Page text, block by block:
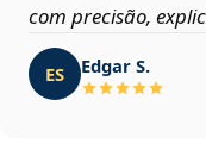
com precisão,
ES Edgar S.